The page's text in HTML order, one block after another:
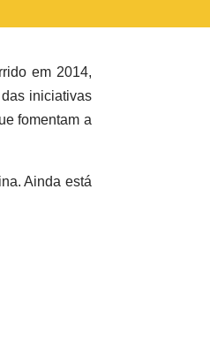
em 2014,
iniciativas
fomentam a
Ainda está